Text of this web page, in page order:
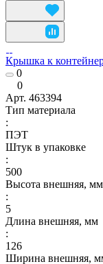
Крышка к
0
0
Арт. 463394
Тип материала
:
ПЭТ
Штук в упаковке
:
500
Высота внешняя, мм
:
5
Длина внешняя, мм
:
126
Ширина внешняя,